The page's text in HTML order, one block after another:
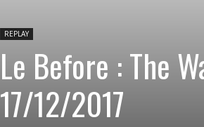
REPLAY
Le Before : The
17/12/2017